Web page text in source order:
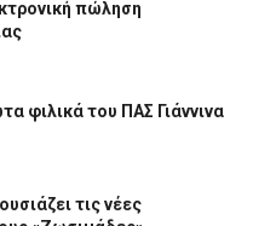
πώληση
φιλικά του ΠΑΣ Γιάννινα
τις νέες